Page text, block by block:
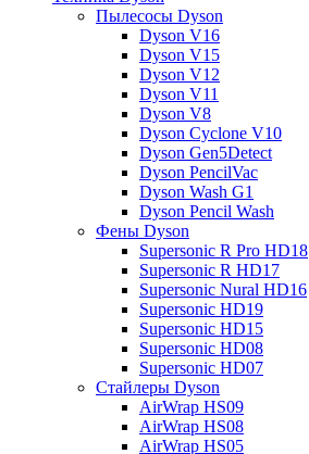
Пылесосы Dyson
Dyson V16
Dyson V15
Dyson V12
Dyson V11
Dyson V8
Dyson Cyclone V10
Dyson Gen5Detect
Dyson PencilVac
Dyson Wash G1
Dyson Pencil Wash
Фены Dyson
Supersonic R Pro HD18
Supersonic R HD17
Supersonic Nural HD16
Supersonic HD19
Supersonic HD15
Supersonic HD08
Supersonic HD07
Стайлеры Dyson
AirWrap HS09
AirWrap HS08
AirWrap HS05